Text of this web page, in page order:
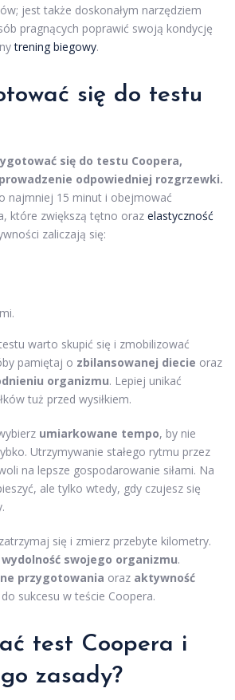
jest także doskonałym narzędziem
pragnących poprawić swoją kondycję
trening biegowy.
się do testu
się do testu Coopera,
odpowiedniej rozgrzewki.
najmniej 15 minut i obejmować
które zwiększą tętno oraz elastyczność
zaliczają się:
warto skupić się i zmobilizować
pamiętaj o zbilansowanej diecie oraz
organizmu. Lepiej unikać
tuż przed wysiłkiem.
umiarkowane tempo, by nie
Utrzymywanie stałego rytmu przez
na lepsze gospodarowanie siłami. Na
ale tylko wtedy, gdy czujesz się
się i zmierz przebyte kilometry.
wydolność swojego organizmu.
przygotowania oraz aktywność
sukcesu w teście Coopera.
test Coopera i
zasady?